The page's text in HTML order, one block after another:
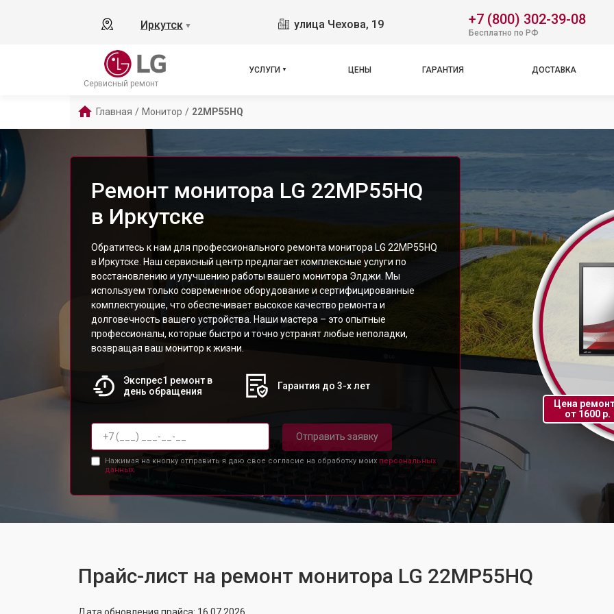
Иркутск ▼ улица Чехова, 19 +7 (800) 302-39-08
Бесплатно по РФ
Сервисный ремонт
УСЛУГИ ЦЕНЫ ГАРАНТИЯ ДОСТАВКА
Главная / Монитор / 22MP55HQ
Ремонт монитора LG 22MP55HQ
в Иркутске
Обратитесь к нам для профессионального ремонта монитора LG 22MP55HQ
в Иркутске. Наш сервисный центр предлагает комплексные услуги по
восстановлению и улучшению работы вашего монитора Элджи. Мы
используем только современное оборудование и сертифицированные
комплектующие, что обеспечивает высокое качество ремонта и
долговечность вашего устройства. Наши мастера – это опытные
профессионалы, которые быстро и точно устранят любые неполадки,
возвращая ваш монитор к жизни.
Экспрес1 ремонт в
день обращения
Гарантия до 3-х лет
Отправить заявку
Нажимая на кнопку отправить я даю свое согласие на обработку моих персональных
данных.
Цена
от 1600 р.
Прайс-лист на ремонт монитора LG 22MP55HQ
Дата обновления прайса: 16.07.2026